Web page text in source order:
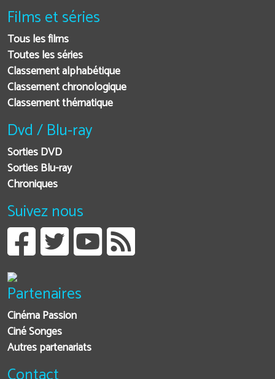
Films et séries
Tous les films
Toutes les séries
Classement alphabétique
Classement chronologique
Classement thématique
Dvd / Blu-ray
Sorties DVD
Sorties Blu-ray
Chroniques
Suivez nous
Partenaires
Cinéma Passion
Ciné Songes
Autres partenariats